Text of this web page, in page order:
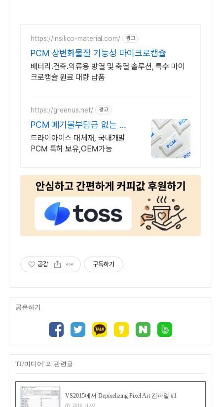
https://insilico-material.com/ 광고
PCM 상변화물질 기능성 마이크로캡슐
배터리.건축.의류용 방열 및 축열 솔루션, 특수 마이
크로캡슐 원료 대량 납품
https://greenus.net/ 광고
PCM 폐기물부담금 없는 젤
아이스팩
드라이아이스 대체재, 국내개발
PCM 특허 보유,OEM가능
공감 구독하기
공유하기
'IT/미디어' 의 관련글
VS2015에서 Depixelizing Pixel Art 컴파일 #1
2016.11.02